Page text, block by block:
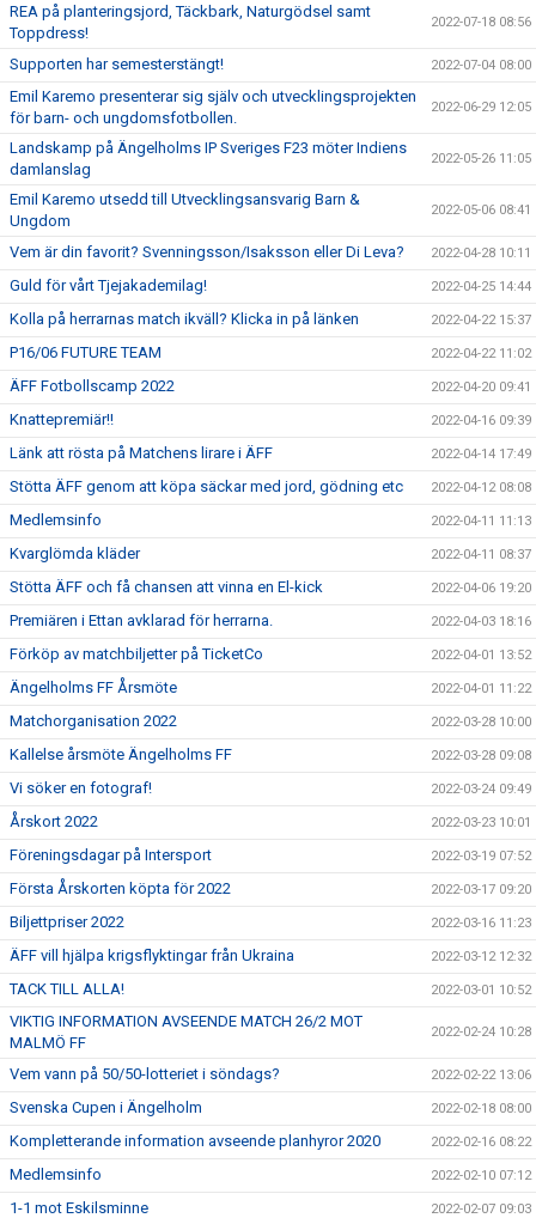
REA på planteringsjord, Täckbark, Naturgödsel samt
Toppdress!
2022-07-18 08:56
Supporten har semesterstängt! 2022-07-04 08:00
Emil Karemo presenterar sig själv och utvecklingsprojekten
för barn- och ungdomsfotbollen.
2022-06-29 12:05
Landskamp på Ängelholms IP Sveriges F23 möter Indiens
damlanslag
2022-05-26 11:05
Emil Karemo utsedd till Utvecklingsansvarig Barn &
Ungdom
2022-05-06 08:41
Vem är din favorit? Svenningsson/Isaksson eller Di Leva? 2022-04-28 10:11
Guld för vårt Tjejakademilag! 2022-04-25 14:44
Kolla på herrarnas match ikväll? Klicka in på länken 2022-04-22 15:37
P16/06 FUTURE TEAM 2022-04-22 11:02
ÄFF Fotbollscamp 2022 2022-04-20 09:41
Knattepremiär!! 2022-04-16 09:39
Länk att rösta på Matchens lirare i ÄFF 2022-04-14 17:49
Stötta ÄFF genom att köpa säckar med jord, gödning etc 2022-04-12 08:08
Medlemsinfo 2022-04-11 11:13
Kvarglömda kläder 2022-04-11 08:37
Stötta ÄFF och få chansen att vinna en El-kick 2022-04-06 19:20
Premiären i Ettan avklarad för herrarna. 2022-04-03 18:16
Förköp av matchbiljetter på TicketCo 2022-04-01 13:52
Ängelholms FF Årsmöte 2022-04-01 11:22
Matchorganisation 2022 2022-03-28 10:00
Kallelse årsmöte Ängelholms FF 2022-03-28 09:08
Vi söker en fotograf! 2022-03-24 09:49
Årskort 2022 2022-03-23 10:01
Föreningsdagar på Intersport 2022-03-19 07:52
Första Årskorten köpta för 2022 2022-03-17 09:20
Biljettpriser 2022 2022-03-16 11:23
ÄFF vill hjälpa krigsflyktingar från Ukraina 2022-03-12 12:32
TACK TILL ALLA! 2022-03-01 10:52
VIKTIG INFORMATION AVSEENDE MATCH 26/2 MOT
MALMÖ FF
2022-02-24 10:28
Vem vann på 50/50-lotteriet i söndags? 2022-02-22 13:06
Svenska Cupen i Ängelholm 2022-02-18 08:00
Kompletterande information avseende planhyror 2020 2022-02-16 08:22
Medlemsinfo 2022-02-10 07:12
1-1 mot Eskilsminne 2022-02-07 09:03